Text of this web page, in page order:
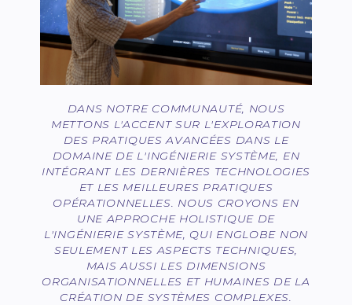
DANS NOTRE COMMUNAUTÉ, NOUS
METTONS L'ACCENT SUR L'EXPLORATION
DES PRATIQUES AVANCÉES DANS LE
DOMAINE DE L'INGÉNIERIE SYSTÈME, EN
INTÉGRANT LES DERNIÈRES TECHNOLOGIES
ET LES MEILLEURES PRATIQUES
OPÉRATIONNELLES. NOUS CROYONS EN
UNE APPROCHE HOLISTIQUE DE
L'INGÉNIERIE SYSTÈME, QUI ENGLOBE NON
SEULEMENT LES ASPECTS TECHNIQUES,
MAIS AUSSI LES DIMENSIONS
ORGANISATIONNELLES ET HUMAINES DE LA
CRÉATION DE SYSTÈMES COMPLEXES.